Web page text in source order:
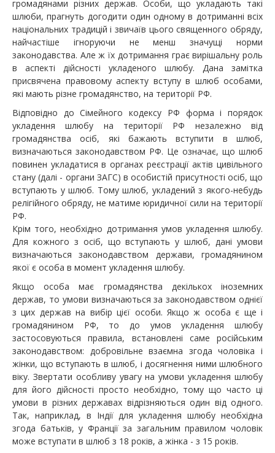
громадянами різних держав. Особи, що укладають такі
шлюби, прагнуть догодити один одному в дотриманні всіх
національних традицій і звичаїв цього священного обряду,
найчастіше ігноруючи не менш значущі норми
законодавства. Але ж їх дотримання грає вирішальну роль
в аспекті дійсності укладеного шлюбу. Дана замітка
присвячена правовому аспекту вступу в шлюб особами,
які мають різне громадянство, на території РФ.
Відповідно до Сімейного кодексу РФ форма і порядок
укладення шлюбу на території РФ незалежно від
громадянства осіб, які бажають вступити в шлюб,
визначаються законодавством РФ. Це означає, що шлюб
повинен укладатися в органах реєстрації актів цивільного
стану (далі - органи ЗАГС) в особистій присутності осіб, що
вступають у шлюб. Тому шлюб, укладений з якого-небудь
релігійного обряду, не матиме юридичної сили на території
РФ.
Крім того, необхідно дотримання умов укладення шлюбу.
Для кожного з осіб, що вступають у шлюб, дані умови
визначаються законодавством держави, громадянином
якої є особа в момент укладення шлюбу.
Якщо особа має громадянства декількох іноземних
держав, то умови визначаються за законодавством однієї
з цих держав на вибір цієї особи. Якщо ж особа є ще і
громадянином РФ, то до умов укладення шлюбу
застосовуються правила, встановлені саме російським
законодавством: добровільне взаємна згода чоловіка і
жінки, що вступають в шлюб, і досягнення ними шлюбного
віку. Звертати особливу увагу на умови укладення шлюбу
для його дійсності просто необхідно, тому що часто ці
умови в різних державах відрізняються один від одного.
Так, наприклад, в Індії для укладення шлюбу необхідна
згода батьків, у Франції за загальним правилом чоловік
може вступати в шлюб з 18 років, а жінка - з 15 років.